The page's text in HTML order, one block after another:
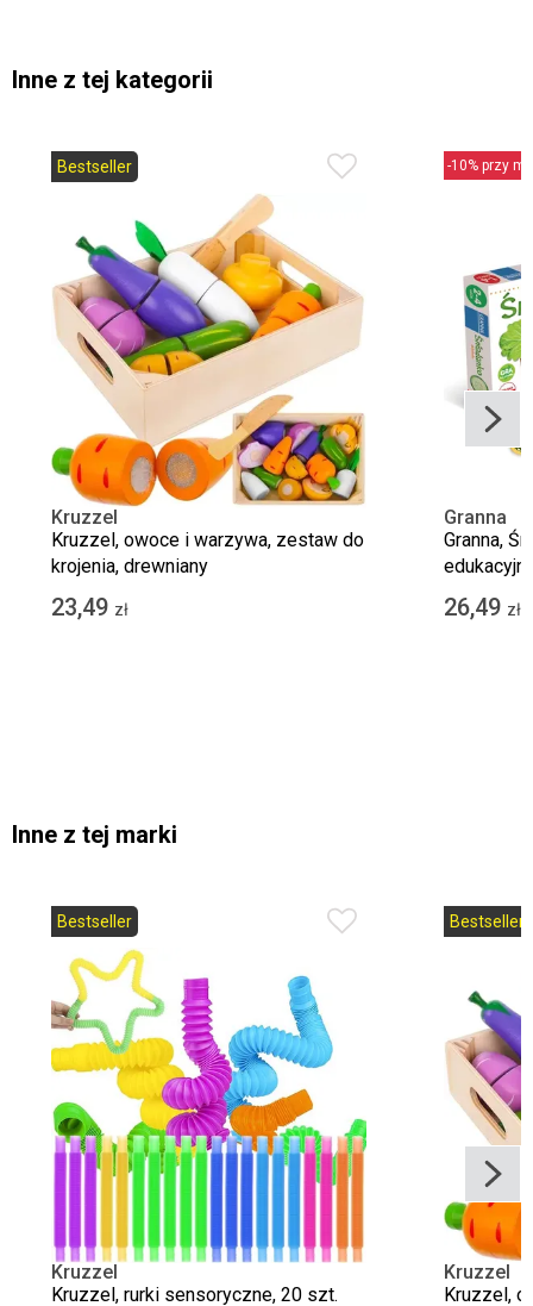
Inne z tej kategorii
Bestseller
Kruzzel
Kruzzel, owoce i warzywa, zestaw do
krojenia, drewniany
23,49 zł
-10% przy
Granna
Granna,
26,49 zł
Inne z tej marki
Bestseller
Kruzzel
Kruzzel, rurki sensoryczne, 20 szt.
Bestseller
Kruzzel
Kruzzel,